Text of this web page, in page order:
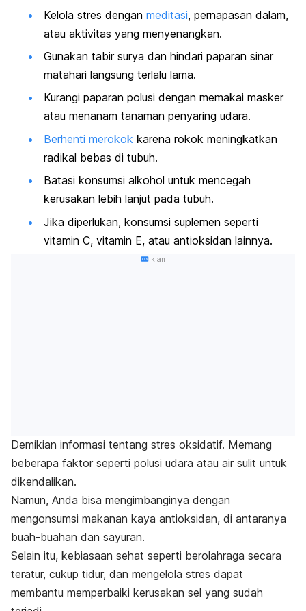
Kelola stres dengan meditasi, pernapasan dalam,
atau aktivitas yang menyenangkan.
Gunakan tabir surya dan hindari paparan sinar
matahari langsung terlalu lama.
Kurangi paparan polusi dengan memakai masker
atau menanam tanaman penyaring udara.
Berhenti merokok karena rokok meningkatkan
radikal bebas di tubuh.
Batasi konsumsi alkohol untuk mencegah
kerusakan lebih lanjut pada tubuh.
Jika diperlukan, konsumsi suplemen seperti
vitamin C, vitamin E, atau antioksidan lainnya.
Iklan
Demikian informasi tentang stres oksidatif. Memang
beberapa faktor seperti polusi udara atau air sulit untuk
dikendalikan.
Namun, Anda bisa mengimbanginya dengan
mengonsumsi makanan kaya antioksidan, di antaranya
buah-buahan dan sayuran.
Selain itu, kebiasaan sehat seperti berolahraga secara
teratur, cukup tidur, dan mengelola stres dapat
membantu memperbaiki kerusakan sel yang sudah